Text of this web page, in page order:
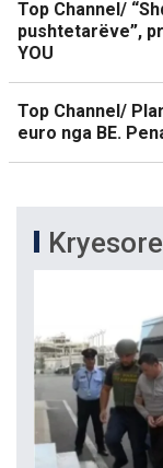
Top Channel/
pushtetarëve”,
YOU
Top Channel/
euro nga BE.
Kryesore